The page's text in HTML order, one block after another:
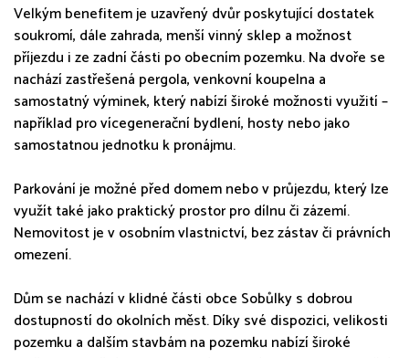
Velkým benefitem je uzavřený dvůr poskytující dostatek
soukromí, dále zahrada, menší vinný sklep a možnost
příjezdu i ze zadní části po obecním pozemku. Na dvoře se
nachází zastřešená pergola, venkovní koupelna a
samostatný výminek, který nabízí široké možnosti využití –
například pro vícegenerační bydlení, hosty nebo jako
samostatnou jednotku k pronájmu.
Parkování je možné před domem nebo v průjezdu, který lze
využít také jako praktický prostor pro dílnu či zázemí.
Nemovitost je v osobním vlastnictví, bez zástav či právních
omezení.
Dům se nachází v klidné části obce Sobůlky s dobrou
dostupností do okolních měst. Díky své dispozici, velikosti
pozemku a dalším stavbám na pozemku nabízí široké